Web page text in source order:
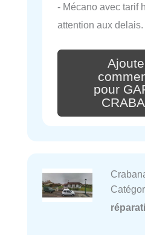
- Mécano avec tarif
attention aux delais.
pour